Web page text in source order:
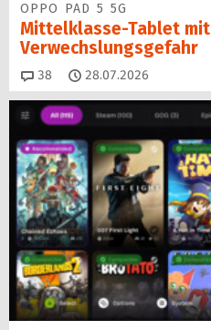
OPPO PAD 5 5G
Mittelklasse-Tablet mit
Verwechslungsgefahr
38 Kommentare
28.07.2026